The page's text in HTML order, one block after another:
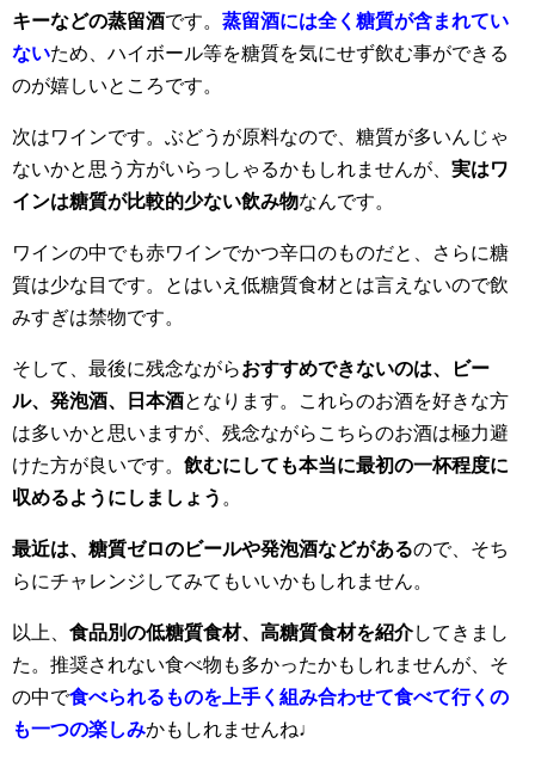
キーなどの蒸留酒です。 蒸留酒には全く糖質が含まれてい
ないため、ハイボール等を糖質を気にせず飲む事ができる
のが嬉しいところです。
次はワインです。ぶどうが原料なので、糖質が多いんじゃ
ないかと思う方がいらっしゃるかもしれませんが、 実はワ
インは糖質が比較的少ない飲み物なんです。
ワインの中でも赤ワインでかつ辛口のものだと、さらに糖
質は少な目です。とはいえ低糖質食材とは言えないので飲
みすぎは禁物です。
そして、最後に残念ながらおすすめできないのは、ビー
ル、発泡酒、日本酒となります。これらのお酒を好きな方
は多いかと思いますが、残念ながらこちらのお酒は極力避
けた方が良いです。 飲むにしても本当に最初の一杯程度に
収めるようにしましょう 。
最近は、糖質ゼロのビールや発泡酒などがあるので、そち
らにチャレンジしてみてもいいかもしれません。
以上、 食品別の低糖質食材、高糖質食材を紹介してきまし
た。推奨されない食べ物も多かったかもしれませんが、そ
の中で食べられるものを上手く組み合わせて食べて行くの
も一つの楽しみかもしれませんね♩